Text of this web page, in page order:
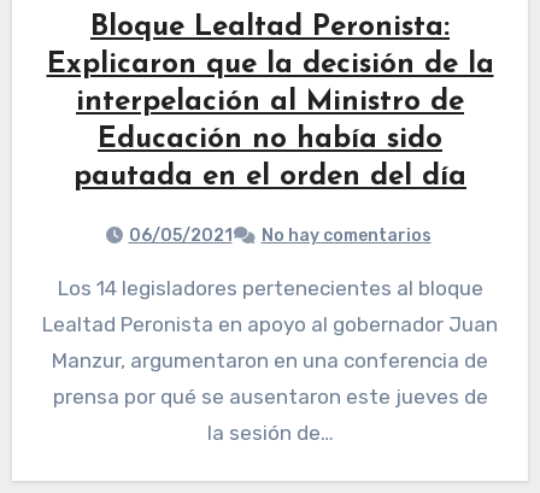
Bloque Lealtad Peronista:
Explicaron que la decisión de la
interpelación al Ministro de
Educación no había sido
pautada en el orden del día
06/05/2021 No hay comentarios
Los 14 legisladores pertenecientes al bloque
Lealtad Peronista en apoyo al gobernador Juan
Manzur, argumentaron en una conferencia de
prensa por qué se ausentaron este jueves de
la sesión de…